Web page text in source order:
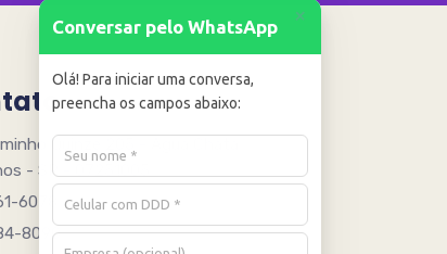
Quinze 205 - Água Chata
- SP - 07251005
6078
8090
+
Conversar pelo WhatsApp
Olá! Para iniciar uma conversa,
preencha os campos abaixo: